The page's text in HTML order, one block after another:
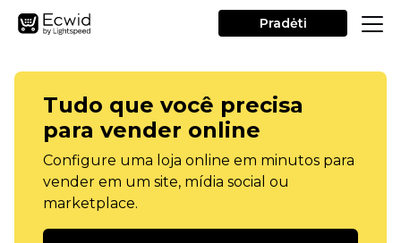
Pradėti
Tudo que você precisa
para vender online
Configure uma loja online em minutos para
vender em um site, mídia social ou
marketplace.